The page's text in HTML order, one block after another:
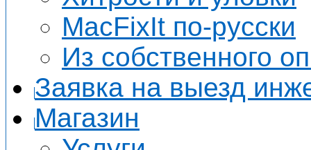
MacFixIt по-русски
Из собственного
Заявка на выезд
Магазин